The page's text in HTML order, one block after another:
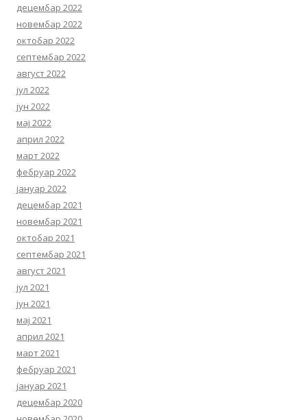
децембар 2022
новембар 2022
октобар 2022
септембар 2022
август 2022
јул 2022
јун 2022
мај 2022
април 2022
март 2022
фебруар 2022
јануар 2022
децембар 2021
новембар 2021
октобар 2021
септембар 2021
август 2021
јул 2021
јун 2021
мај 2021
април 2021
март 2021
фебруар 2021
јануар 2021
децембар 2020